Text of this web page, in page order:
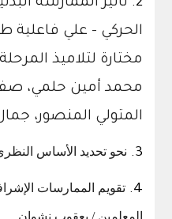
2.
تأثير الممارسة
الحركي - علي فاعلية
مختارة لتلاميذ
محمد أمين حلمي،
المتولي المنصور،
3. نحو تحديد الأساس
4. تقويم الممارسات